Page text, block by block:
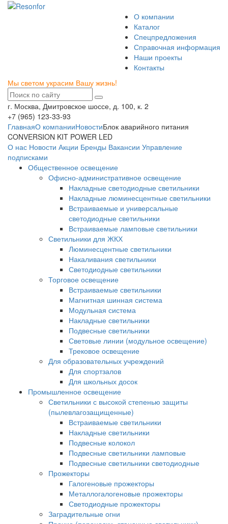
О компании
Каталог
Спецпредложения
Справочная информация
Наши проекты
Контакты
Мы светом украсим Вашу жизнь!
г. Москва, Дмитровское шоссе, д. 100, к. 2
+7 (965) 123-33-93
ГлавнаяО компанииНовостиБлок аварийного питания
CONVERSION KIT POWER LED
О нас Новости Акции Бренды Вакансии Управление
подписками
Общественное освещение
Офисно-административное освещение
Накладные светодиодные светильники
Накладные люминесцентные светильники
Встраиваемые и универсальные
светодиодные светильники
Встраиваемые ламповые светильники
Светильники для ЖКХ
Люминесцентные светильники
Накаливания светильники
Светодиодные светильники
Торговое освещение
Встраиваемые светильники
Магнитная шинная система
Модульная система
Накладные светильники
Подвесные светильники
Световые линии (модульное освещение)
Трековое освещение
Для образовательных учреждений
Для спортзалов
Для школьных досок
Промышленное освещение
Светильники с высокой степенью защиты
(пылевлагозащищенные)
Встраиваемые светильники
Накладные светильники
Подвесные колокол
Подвесные светильники ламповые
Подвесные светильники светодиодные
Прожекторы
Галогеновые прожекторы
Металлогалогеновые прожекторы
Светодиодные прожекторы
Заградительные огни